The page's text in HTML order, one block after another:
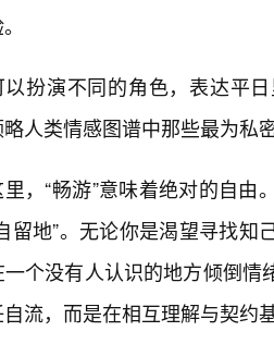
以扮演不同的角色，表达平
人类情感图谱中那些最为私
，“畅游”意味着绝对的自
留地”。无论你是渴望寻找
个没有人认识的地方倾倒
流，而是在相互理解与契约